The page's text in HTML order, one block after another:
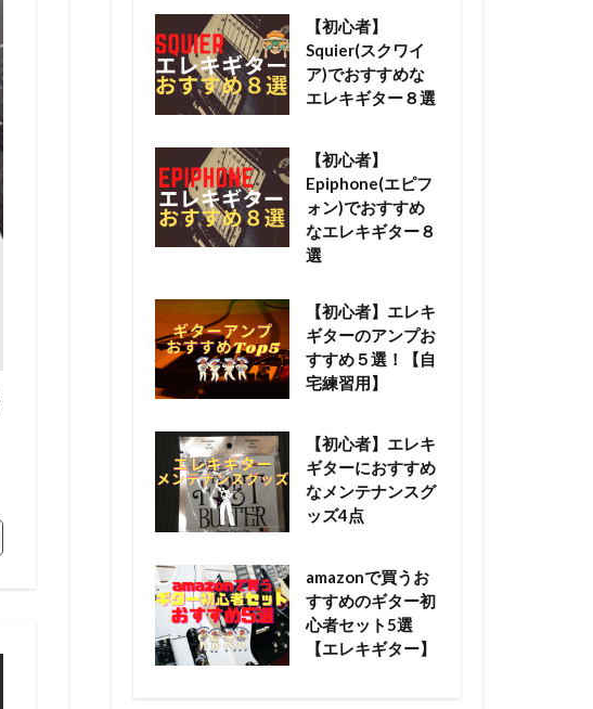
【初心者】
Squier(スクワイ
ア)でおすすめな
エレキギター８選
【初心者】
Epiphone(エピフ
ォン)でおすすめ
なエレキギター８
選
【初心者】エレキ
ギターのアンプお
すすめ５選！【自
宅練習用】
【初心者】エレキ
ギターにおすすめ
なメンテナンスグ
ッズ4点
amazonで買うお
すすめのギター初
心者セット5選
【エレキギター】